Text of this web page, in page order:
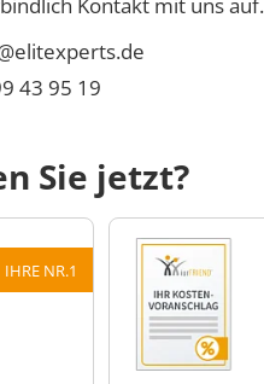
43 95 19
Sie jetzt?
IHRE NR.1